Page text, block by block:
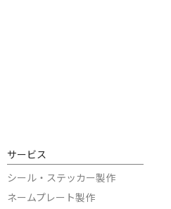
サービス
シール・ステッカー製作
ネームプレート製作